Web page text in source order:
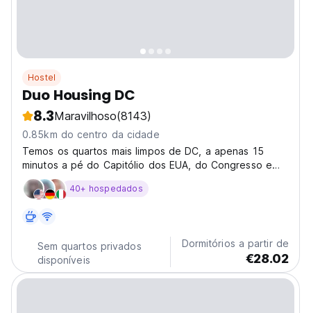
Hostel
Duo Housing DC
8.3Maravilhoso(8143)
0.85km do centro da cidade
Temos os quartos mais limpos de DC, a apenas 15
minutos a pé do Capitólio dos EUA, do Congresso e
dos museus!
40+ hospedados
Sem quartos privados
disponíveis
Dormitórios a partir de
€28.02